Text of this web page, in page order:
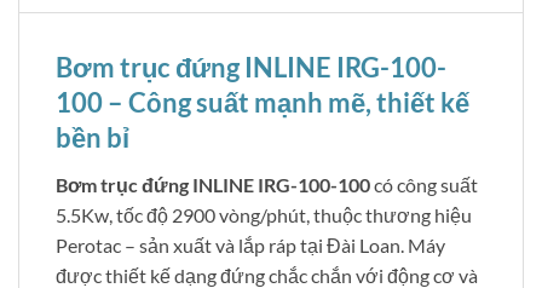
Bơm trục đứng INLINE IRG-100-
100 – Công suất mạnh mẽ, thiết kế
bền bỉ
Bơm trục đứng INLINE IRG-100-100có công suất
5.5Kw, tốc độ 2900 vòng/phút, thuộc thương hiệu
Perotac – sản xuất và lắp ráp tại Đài Loan. Máy
được thiết kế dạng đứng chắc chắn với động cơ và